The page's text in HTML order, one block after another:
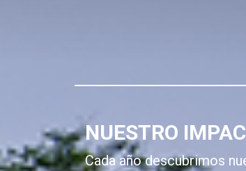
NUESTRO
Cada año descubrimos